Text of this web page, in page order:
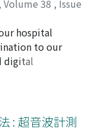
and
symptoms.
and liver
after
on ECG
Tranilast-
findings of
heart
Volume 38 , Issue
次;中村, 昌平
Shinnichi;
Shouhei
hospital
to our
digital
He was treated
urethrography
prostatic urethra
: 超音波計測